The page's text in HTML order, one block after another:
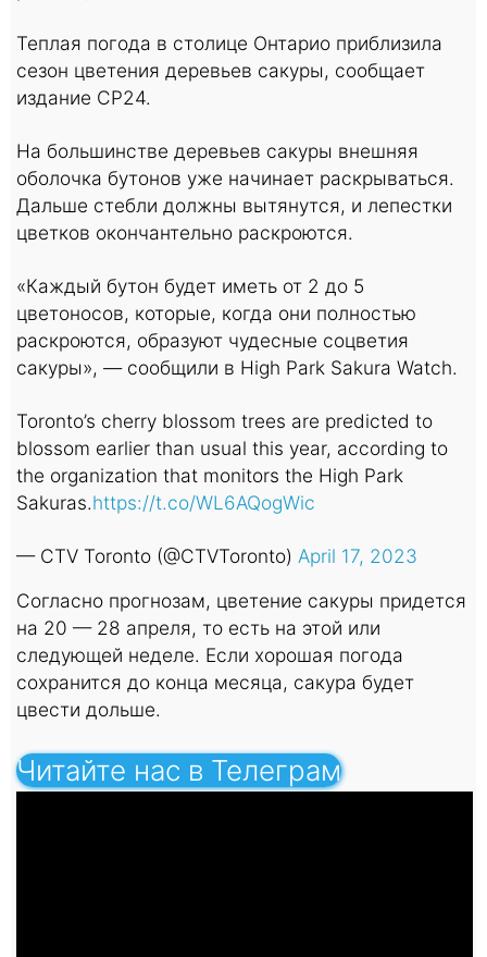
Теплая погода в столице Онтарио приблизила
сезон цветения деревьев сакуры, сообщает
издание CP24.
На большинстве деревьев сакуры внешняя
оболочка бутонов уже начинает раскрываться.
Дальше стебли должны вытянутся, и лепестки
цветков окончантельно раскроются.
«Каждый бутон будет иметь от 2 до 5
цветоносов, которые, когда они полностью
раскроются, образуют чудесные соцветия
сакуры», — сообщили в High Park Sakura Watch.
Toronto’s cherry blossom trees are predicted to
blossom earlier than usual this year, according to
the organization that monitors the High Park
Sakuras.https://t.co/WL6AQogWic
— CTV Toronto (@CTVToronto) April 17, 2023
Согласно прогнозам, цветение сакуры придется
на 20 — 28 апреля, то есть на этой или
следующей неделе. Если хорошая погода
сохранится до конца месяца, сакура будет
цвести дольше.
Читайте нас в Телеграм